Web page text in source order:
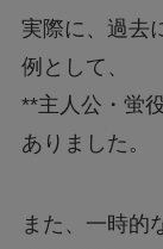
実際に、過去
例として、
**主人公・蛍
ありました。
また、一時的